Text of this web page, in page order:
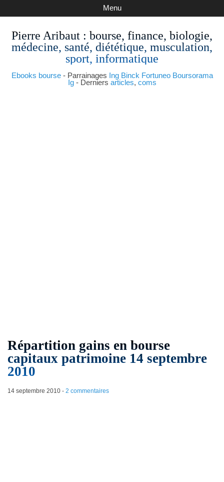
Pierre Aribaut : bourse, finance, biologie,
médecine, santé, diététique, musculation,
sport, informatique
Ebooks bourse- Parrainages Ing Binck Fortuneo Boursorama
Ig- Derniers articles, coms
Menu
Répartition gains en bourse
capitaux patrimoine 14 septembre
2010
14 septembre 2010- 2 commentaires